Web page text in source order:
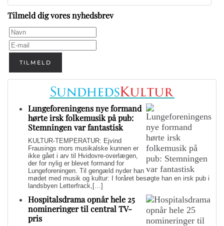
Tilmeld dig vores nyhedsbrev
TILMELD
Lungeforeningens nye formand
hørte irsk folkemusik på pub:
Stemningen var fantastisk
KULTUR-TEMPERATUR: Ejvind
Frausings mors musikalske kunnen er
ikke gået i arv til Hvidovre-overlægen,
der for nylig er blevet formand for
Lungeforeningen. Til gengæld nyder han
mødet med musik og kultur: I foråret besøgte han en irsk pub i
landsbyen Letterfrack,[…]
Hospitalsdrama opnår hele 25
nomineringer til central TV-
pris